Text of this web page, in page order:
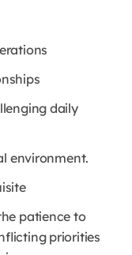
daily
environment.
patience to
priorities